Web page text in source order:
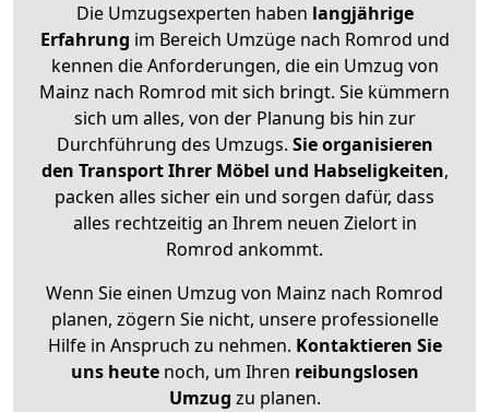
Die Umzugsexperten haben langjährige
Erfahrung im Bereich Umzüge nach Romrod und
kennen die Anforderungen, die ein Umzug von
Mainz nach Romrod mit sich bringt. Sie kümmern
sich um alles, von der Planung bis hin zur
Durchführung des Umzugs. Sie organisieren
den Transport Ihrer Möbel und Habseligkeiten,
packen alles sicher ein und sorgen dafür, dass
alles rechtzeitig an Ihrem neuen Zielort in
Romrod ankommt.
Wenn Sie einen Umzug von Mainz nach Romrod
planen, zögern Sie nicht, unsere professionelle
Hilfe in Anspruch zu nehmen. Kontaktieren Sie
uns heutenoch, um Ihren reibungslosen
Umzug zu planen.